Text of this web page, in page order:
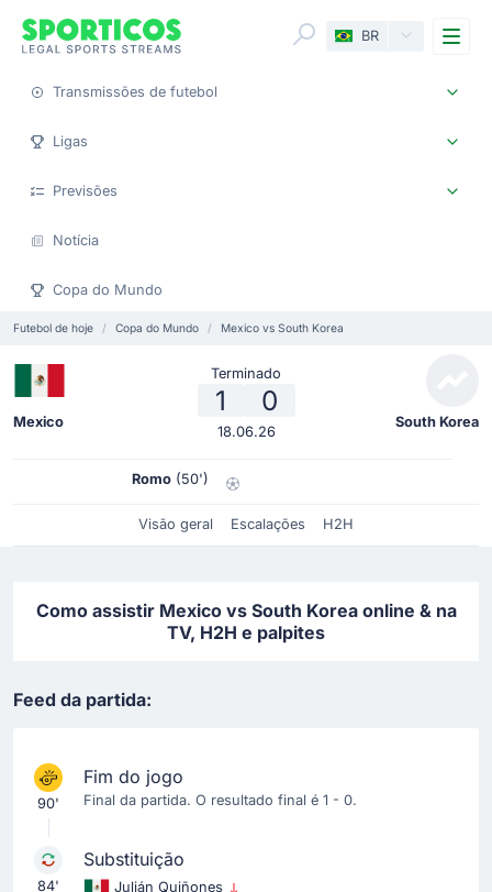
BR
Transmissões de futebol
Ligas
Previsões
Notícia
Copa do Mundo
Futebol de hoje Copa do Mundo Mexico vs South Korea
Mexico
Terminado
1 0
18.06.26
South Korea
Romo (50')
Visão geral Escalações H2H
Como assistir Mexico vs South Korea online & na
TV, H2H e palpites
Feed da partida:
90'
Fim do jogo
Final da partida. O resultado final é 1 - 0.
84'
Substituição
Julián Quiñones